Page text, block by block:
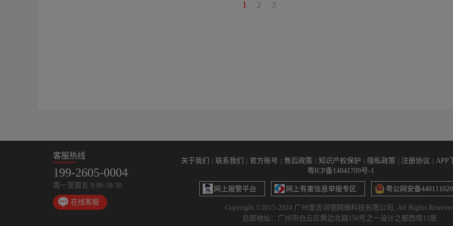
1 2 3
客服热线
199-2605-0004
周一至周五 9:00-18:30
在线客服
关于我们 联系我们 官方账号 售后政策 知识产权保护 隐私政策 注册协议 APP
粤ICP备14041709号-1
网上报警平台 网上有害信息举报专区 粤公网安备
Copyright ©2015-2024 广州堂吉诃德网络科技有限公司, All Rights Reserved
总部地址：广州市白云区黄边北路150号之一设计之都西塔11层